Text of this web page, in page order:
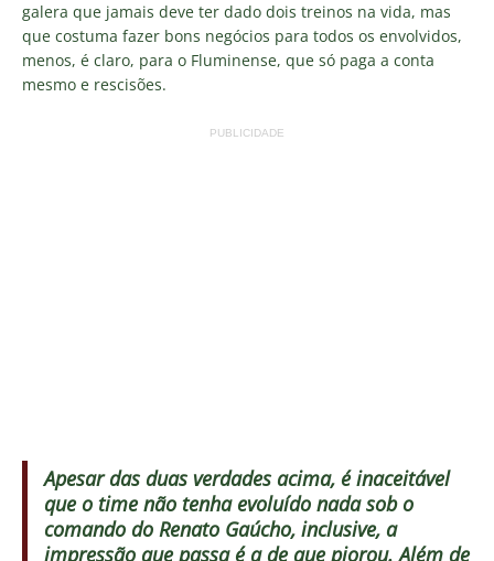
galera que jamais deve ter dado dois treinos na vida, mas
que costuma fazer bons negócios para todos os envolvidos,
menos, é claro, para o Fluminense, que só paga a conta
mesmo e rescisões.
PUBLICIDADE
Apesar das duas verdades acima, é inaceitável
que o time não tenha evoluído nada sob o
comando do Renato Gaúcho, inclusive, a
impressão que passa é a de que piorou. Além de